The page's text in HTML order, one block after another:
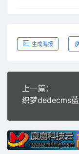
生成海报
上一篇：